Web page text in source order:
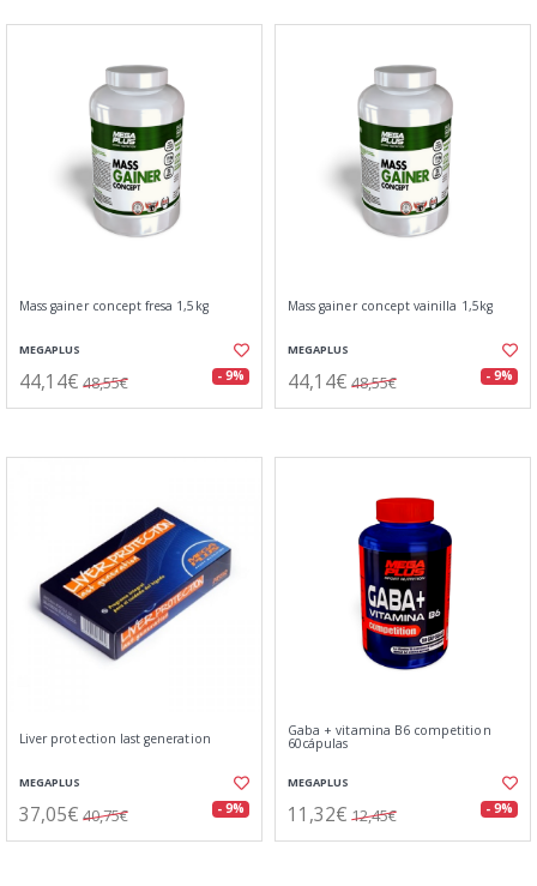
Mass gainer concept fresa 1,5kg
MEGAPLUS
44,14€ 48,55€ - 9%
Mass gainer concept vainilla 1,5kg
MEGAPLUS
44,14€ 48,55€ - 9%
Liver protection last generation
MEGAPLUS
37,05€ 40,75€ - 9%
Gaba + vitamina B6 competition
60cápulas
MEGAPLUS
11,32€ 12,45€ - 9%